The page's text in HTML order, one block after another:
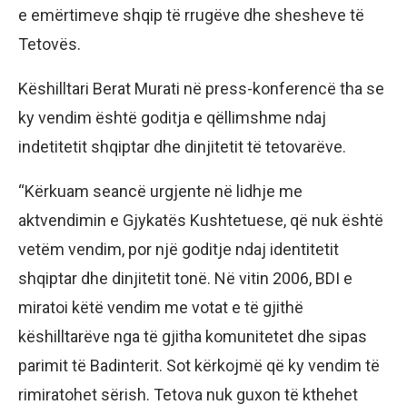
e emërtimeve shqip të rrugëve dhe shesheve të
Tetovës.
Këshilltari Berat Murati në press-konferencë tha se
ky vendim është goditja e qëllimshme ndaj
indetitetit shqiptar dhe dinjitetit të tetovarëve.
“Kërkuam seancë urgjente në lidhje me
aktvendimin e Gjykatës Kushtetuese, që nuk është
vetëm vendim, por një goditje ndaj identitetit
shqiptar dhe dinjitetit tonë. Në vitin 2006, BDI e
miratoi këtë vendim me votat e të gjithë
këshilltarëve nga të gjitha komunitetet dhe sipas
parimit të Badinterit. Sot kërkojmë që ky vendim të
rimiratohet sërish. Tetova nuk guxon të kthehet